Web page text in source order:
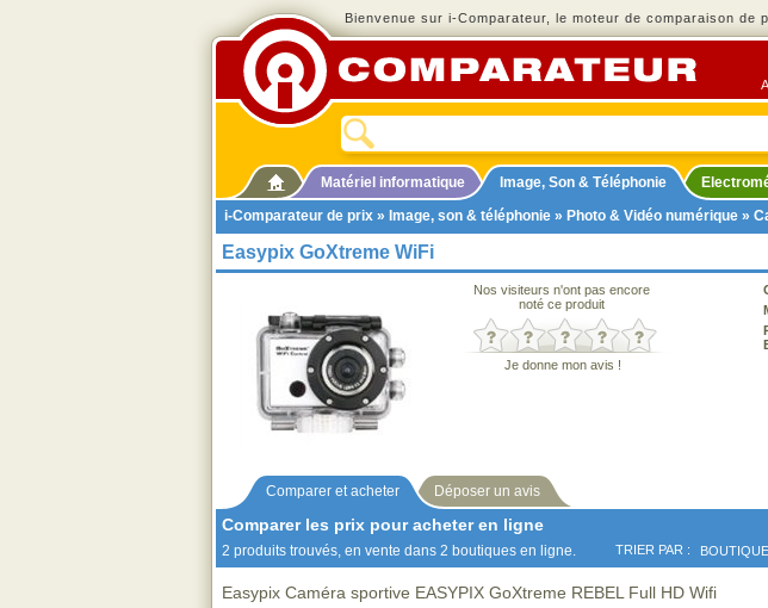
Bienvenue sur i-Comparateur, le moteur de comparaison de
Matériel informatique Image, Son & Téléphonie
i-Comparateur de prix » Image, son & téléphonie » Photo & Vidéo numérique »
Easypix GoXtreme WiFi
Nos visiteurs n'ont pas encore
noté ce produit
Je donne mon avis !
Comparer et acheter Déposer un avis
Comparer les prix pour acheter en ligne
2 produits trouvés, en vente dans 2 boutiques en ligne. TRIER PAR : BOUTIQUE
Easypix Caméra sportive EASYPIX GoXtreme REBEL Full HD Wifi